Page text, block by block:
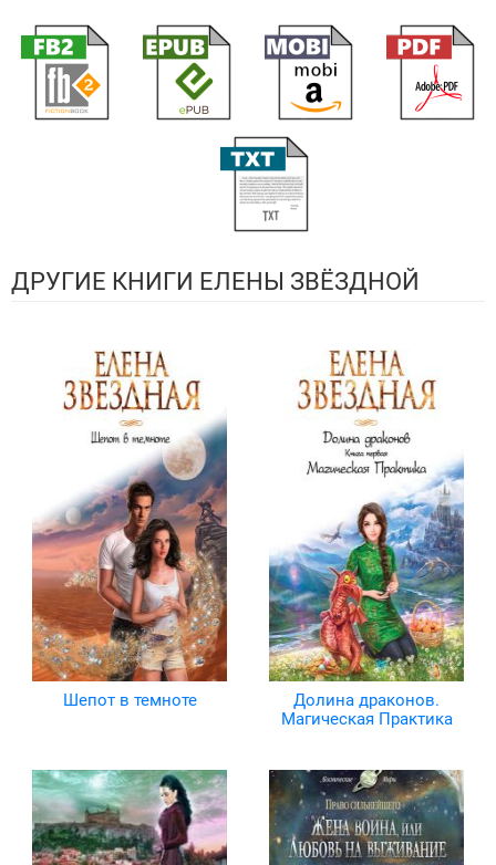
ДРУГИЕ КНИГИ ЕЛЕНЫ ЗВЁЗДНОЙ
Шепот в темноте
Долина драконов.
Магическая Практика